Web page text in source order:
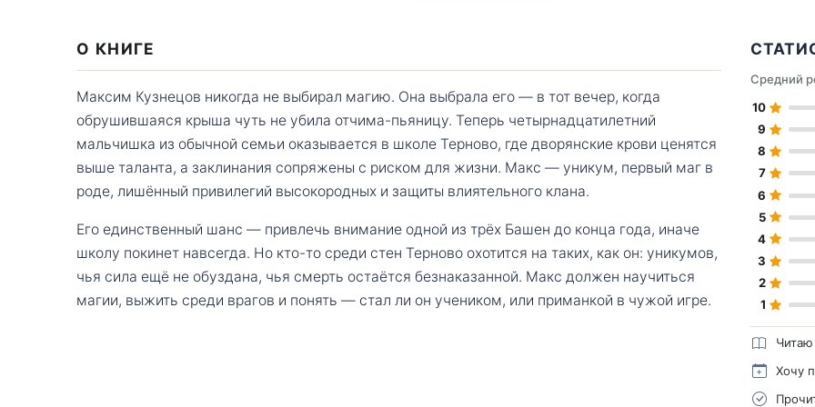
О КНИГЕ
Максим Кузнецов никогда не выбирал магию. Она выбрала его — в тот вечер, когда
обрушившаяся крыша чуть не убила отчима-пьяницу. Теперь четырнадцатилетний
мальчишка из обычной семьи оказывается в школе Терново, где дворянские крови ценятся
выше таланта, а заклинания сопряжены с риском для жизни. Макс — уникум, первый маг в
роде, лишённый привилегий высокородных и защиты влиятельного клана.
Его единственный шанс — привлечь внимание одной из трёх Башен до конца года, иначе
школу покинет навсегда. Но кто-то среди стен Терново охотится на таких, как он: уникумов,
чья сила ещё не обуздана, чья смерть остаётся безнаказанной. Макс должен научиться
магии, выжить среди врагов и понять — стал ли он учеником, или приманкой в чужой игре.
Средний
10
9
8
7
6
5
4
3
2
1
Читаю
Хочу